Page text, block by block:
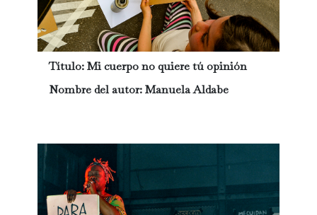
Título:Mi cuerpo no quiere tú opinión
Nombre del autor:Manuela Aldabe